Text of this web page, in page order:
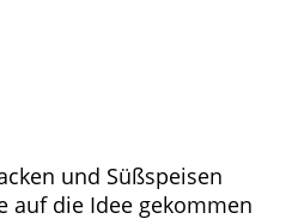
und Süßspeisen
auf die Idee gekommen